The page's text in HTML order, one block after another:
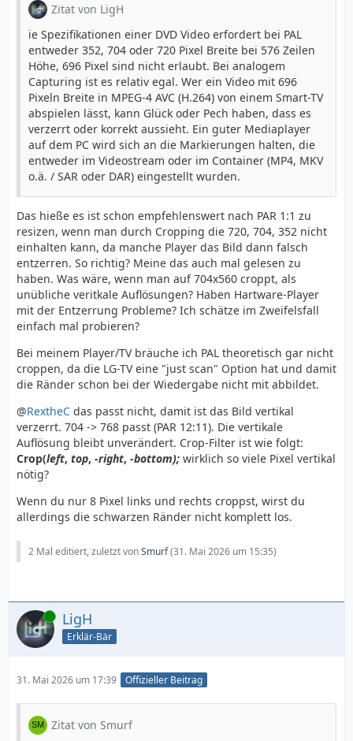
Zitat von LigH
ie Spezifikationen einer DVD Video erfordert bei PAL
entweder 352, 704 oder 720 Pixel Breite bei 576 Zeilen
Höhe, 696 Pixel sind nicht erlaubt. Bei analogem
Capturing ist es relativ egal. Wer ein Video mit 696
Pixeln Breite in MPEG-4 AVC (H.264) von einem Smart-TV
abspielen lässt, kann Glück oder Pech haben, dass es
verzerrt oder korrekt aussieht. Ein guter Mediaplayer
auf dem PC wird sich an die Markierungen halten, die
entweder im Videostream oder im Container (MP4, MKV
o.ä. / SAR oder DAR) eingestellt wurden.
Das hieße es ist schon empfehlenswert nach PAR 1:1 zu
resizen, wenn man durch Cropping die 720, 704, 352 nicht
einhalten kann, da manche Player das Bild dann falsch
entzerren. So richtig? Meine das auch mal gelesen zu
haben. Was wäre, wenn man auf 704x560 croppt, als
unübliche veritkale Auflösungen? Haben Hartware-Player
mit der Entzerrung Probleme? Ich schätze im Zweifelsfall
einfach mal probieren?
Bei meinem Player/TV bräuche ich PAL theoretisch gar nicht
croppen, da die LG-TV eine "just scan" Option hat und damit
die Ränder schon bei der Wiedergabe nicht mit abbildet.
@RextheC das passt nicht, damit ist das Bild vertikal
verzerrt. 704 -> 768 passt (PAR 12:11). Die vertikale
Auflösung bleibt unverändert. Crop-Filter ist wie folgt:
Crop(left, top, -right, -bottom); wirklich so viele Pixel vertikal
nötig?
Wenn du nur 8 Pixel links und rechts croppst, wirst du
allerdings die schwarzen Ränder nicht komplett los.
2 Mal editiert, zuletzt vonSmurf(31. Mai 2026 um 15:35)
Online LigH
Erklär-Bär
31. Mai 2026 um 17:39 Offizieller Beitrag
Zitat von Smurf